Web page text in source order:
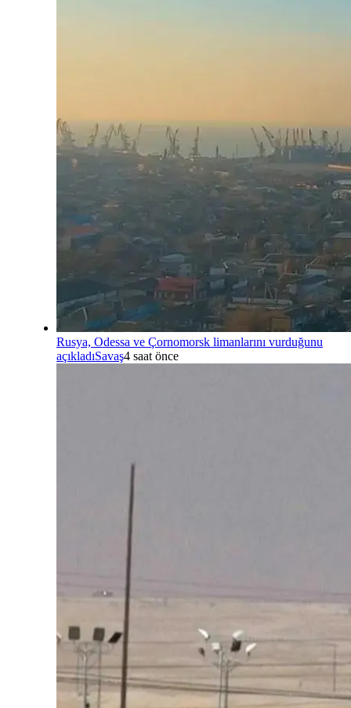
Rusya, Odessa ve Çornomorsk limanlarını vurduğunu
açıkladıSavaş4 saat önce